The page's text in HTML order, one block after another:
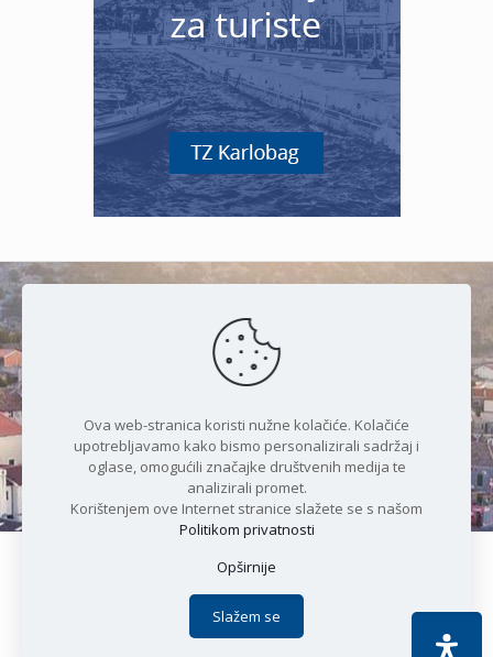
Čudesan spoj kristalnog mora i
prirode
Copyright © 2021 Općina Karlobag | Sva prava pridržana |
Politika privatnosti
Apoc IT
Ova web-stranica koristi nužne kolačiće. Kolačiće
upotrebljavamo kako bismo personalizirali sadržaj i
oglase, omogućili značajke društvenih medija te
analizirali promet.
Korištenjem ove Internet stranice slažete se s našom
Politikom privatnosti
Opširnije
Slažem se